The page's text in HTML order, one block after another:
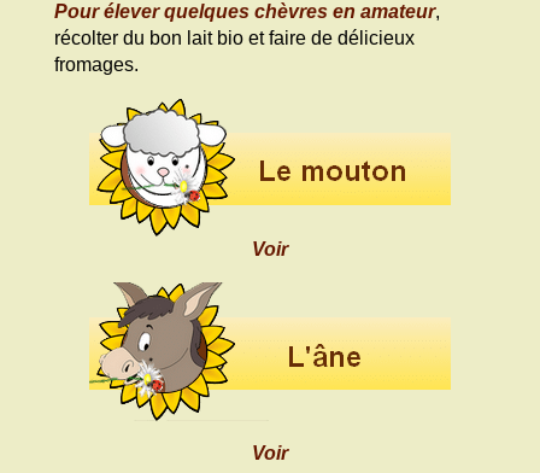
Pour élever quelques chèvres en amateur,
récolter du bon lait bio et faire de délicieux
fromages.
Voir
Voir